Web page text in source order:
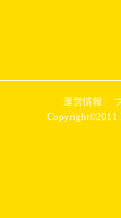
運営情報
Copyright©2011